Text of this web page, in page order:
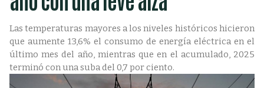
Las temperaturas mayores a los niveles históricos hicieron
que aumente 13,6% el consumo de energía eléctrica en el
último mes del año, mientras que en el acumulado, 2025
terminó con una suba del 0,7 por ciento.